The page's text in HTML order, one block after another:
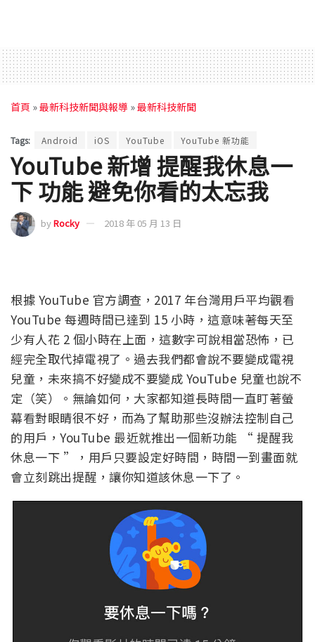
首頁 »最新科技新聞與報導 »最新科技新聞
Tags: Android iOS YouTube YouTube 新功能
YouTube 新增 提醒我休息一
下 功能 避免你看的太忘我
byRocky 2018 年 05 月 13 日
根據 YouTube 官方調查，2017 年台灣用戶平均觀看
YouTube 每週時間已達到 15 小時，這意味著每天至
少有人花 2 個小時在上面，這數字可說相當恐怖，已
經完全取代掉電視了。過去我們都會說不要變成電視
兒童，未來搞不好變成不要變成 YouTube 兒童也說不
定（笑）。無論如何，大家都知道長時間一直盯著螢
幕看對眼睛很不好，而為了幫助那些沒辦法控制自己
的用戶，YouTube 最近就推出一個新功能 “ 提醒我
休息一下 ”，用戶只要設定好時間，時間一到畫面就
會立刻跳出提醒，讓你知道該休息一下了。